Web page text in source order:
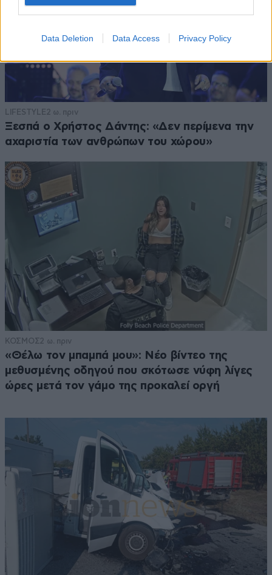
Data Deletion Data Access Privacy Policy
LIFESTYLE2 ω. πριν
Ξεσπά ο Χρήστος Δάντης: «Δεν περίμενα την
αχαριστία των ανθρώπων του χώρου»
ΚΟΣΜΟΣ2 ω. πριν
«Θέλω τον μπαμπά μου»: Νέο βίντεο της
μεθυσμένης οδηγού που σκότωσε νύφη λίγες
ώρες μετά τον γάμο της προκαλεί οργή